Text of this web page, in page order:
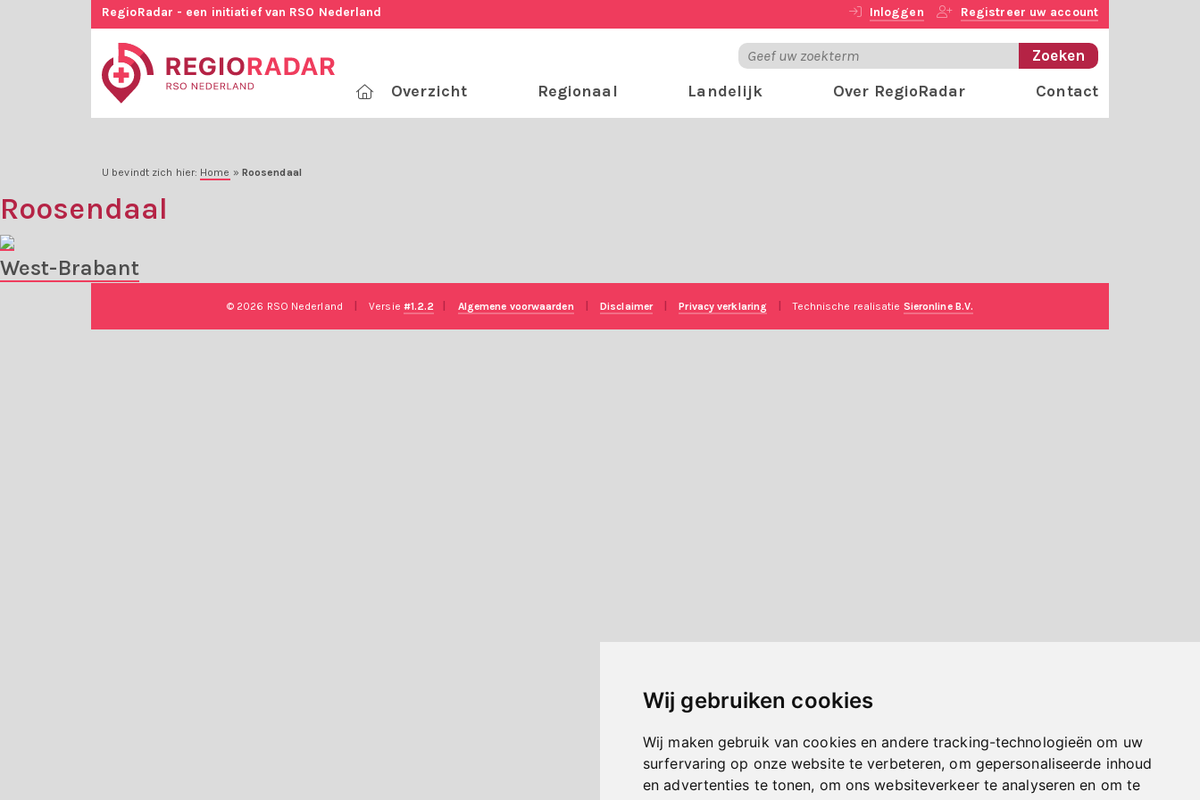
Wij gebruiken cookies
Wij maken gebruik van cookies en andere tracking-technologieën om uw
surfervaring op onze website te verbeteren, om gepersonaliseerde inhoud
en advertenties te tonen, om ons websiteverkeer te analyseren en om te
RegioRadar - een initiatief van RSO Nederland Inloggen Registreer uw account
Overzicht Regionaal Landelijk Over RegioRadar Contact
U bevindt zich hier: Home » Roosendaal
Roosendaal
West-Brabant
© 2026 RSO Nederland Versie #1.2.2 Algemene voorwaarden Disclaimer Privacy verklaring Technische realisatie Sieronline B.V.